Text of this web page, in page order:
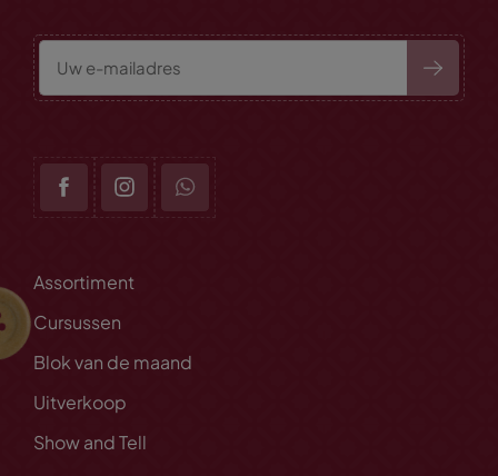
Assortiment
Cursussen
Blok van de maand
Uitverkoop
Show and Tell